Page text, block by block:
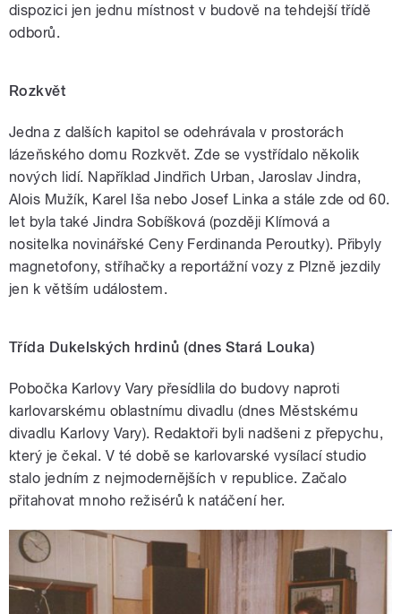
dispozici jen jednu místnost v budově na tehdejší třídě
odborů.
Rozkvět
Jedna z dalších kapitol se odehrávala v prostorách
lázeňského domu Rozkvět. Zde se vystřídalo několik
nových lidí. Například Jindřich Urban, Jaroslav Jindra,
Alois Mužík, Karel Iša nebo Josef Linka a stále zde od 60.
let byla také Jindra Sobíšková (později Klímová a
nositelka novinářské Ceny Ferdinanda Peroutky). Přibyly
magnetofony, stříhačky a reportážní vozy z Plzně jezdily
jen k větším událostem.
Třída Dukelských hrdinů (dnes Stará Louka)
Pobočka Karlovy Vary přesídlila do budovy naproti
karlovarskému oblastnímu divadlu (dnes Městskému
divadlu Karlovy Vary). Redaktoři byli nadšeni z přepychu,
který je čekal. V té době se karlovarské vysílací studio
stalo jedním z nejmodernějších v republice. Začalo
přitahovat mnoho režisérů k natáčení her.